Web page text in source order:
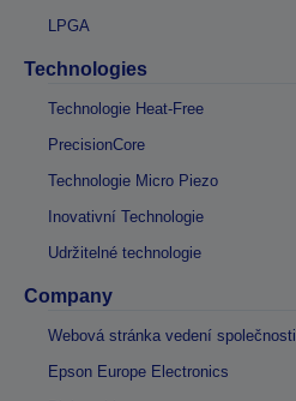
LPGA
Technologies
Technologie Heat-Free
PrecisionCore
Technologie Micro Piezo
Inovativní Technologie
Udržitelné technologie
Company
Webová stránka vedení společnosti
Epson Europe Electronics